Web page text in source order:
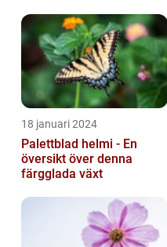
18 januari 2024
Palettblad helmi - En
översikt över denna
färgglada växt